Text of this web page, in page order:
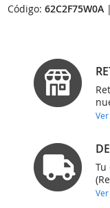
Código:62C2F75W0A
Tu